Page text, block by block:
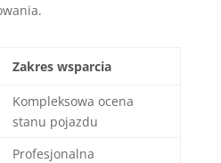
Zakres wsparcia
Kompleksowa ocena
stanu pojazdu
Profesjonalna